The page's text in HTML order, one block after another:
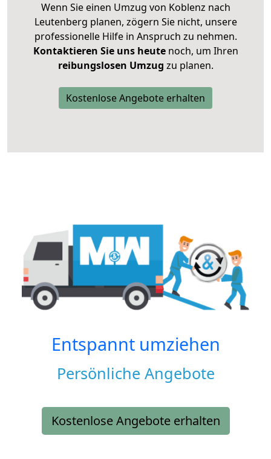
Wenn Sie einen Umzug von Koblenz nach
Leutenberg planen, zögern Sie nicht, unsere
professionelle Hilfe in Anspruch zu nehmen.
Kontaktieren Sie uns heutenoch, um Ihren
reibungslosen Umzug zu planen.
Kostenlose Angebote erhalten
Entspannt umziehen
Persönliche Angebote
Kostenlose Angebote erhalten